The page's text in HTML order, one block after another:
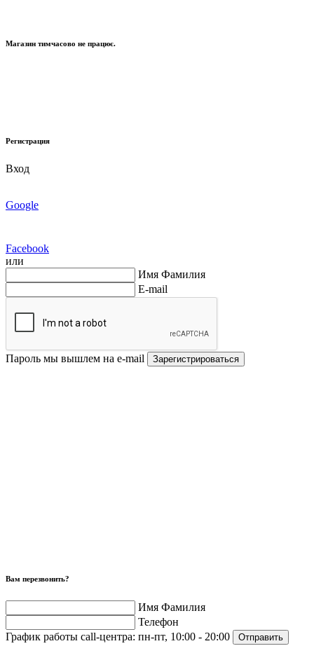
Магазин тимчасово не працює.
Регистрация
Вход
Google
Facebook
или
Имя Фамилия
E-mail
Пароль мы вышлем на e-mail Зарегистрироваться
Вам перезвонить?
Имя Фамилия
Телефон
График работы call-центра: пн-пт, 10:00 - 20:00 Отправить